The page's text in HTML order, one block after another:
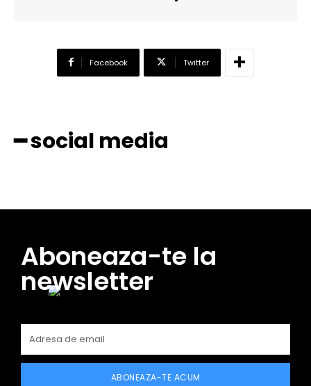
Facebook Twitter
━ social media
Aboneaza-te la
newsletter
ABONEAZA-TE ACUM